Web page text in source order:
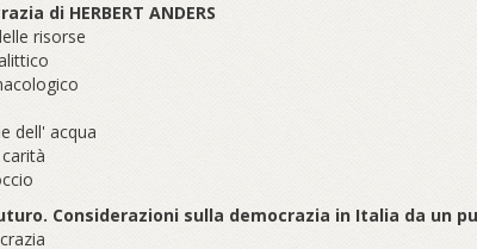
di HERBERT ANDERS
risorse
dell' acqua
Considerazioni sulla democrazia in Italia da un